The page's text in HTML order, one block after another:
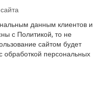
данным клиентов и
с Политикой, то не
сайтом будет
обработкой персональных